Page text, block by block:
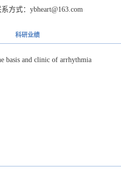
方式：ybheart@163.com
科研业绩
basis and clinic of arrhythmia